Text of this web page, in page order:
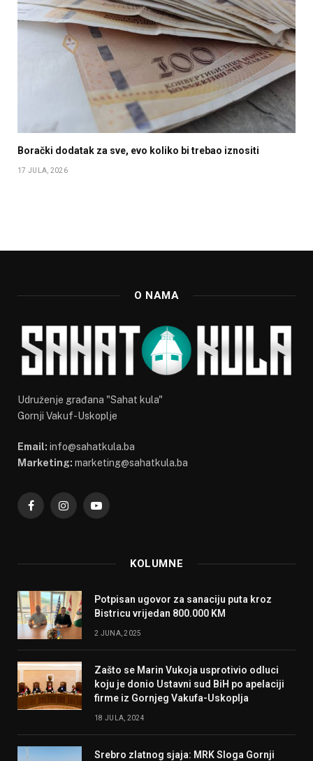
Borački dodatak za sve, evo koliko bi trebao iznositi
17 JULA, 2026
O NAMA
Udruženje građana "Sahat kula"
Gornji Vakuf-Uskoplje
Email: info@sahatkula.ba
Marketing: marketing@sahatkula.ba
FacebookInstagramYouTube
KOLUMNE
Potpisan ugovor za sanaciju puta kroz
Bistricu vrijedan 800.000 KM
2 JUNA, 2025
Zašto se Marin Vukoja usprotivio odluci
koju je donio Ustavni sud BiH po apelaciji
firme iz Gornjeg Vakufa-Uskoplja
18 JULA, 2024
Srebro zlatnog sjaja: MRK Sloga Gornji